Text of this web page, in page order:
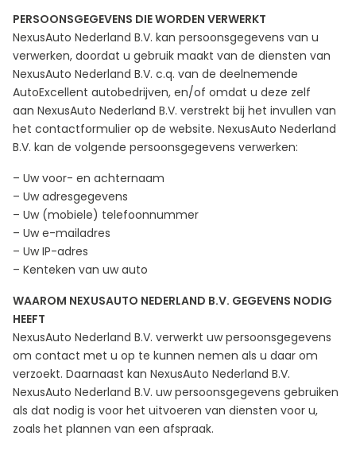
PERSOONSGEGEVENS DIE WORDEN VERWERKT
NexusAuto Nederland B.V. kan persoonsgegevens van u
verwerken, doordat u gebruik maakt van de diensten van
NexusAuto Nederland B.V. c.q. van de deelnemende
AutoExcellent autobedrijven, en/of omdat u deze zelf
aan NexusAuto Nederland B.V. verstrekt bij het invullen van
het contactformulier op de website. NexusAuto Nederland
B.V. kan de volgende persoonsgegevens verwerken:
– Uw voor- en achternaam
– Uw adresgegevens
– Uw (mobiele) telefoonnummer
– Uw e-mailadres
– Uw IP-adres
– Kenteken van uw auto
WAAROM NEXUSAUTO NEDERLAND B.V. GEGEVENS NODIG
HEEFT
NexusAuto Nederland B.V. verwerkt uw persoonsgegevens
om contact met u op te kunnen nemen als u daar om
verzoekt. Daarnaast kan NexusAuto Nederland B.V.
NexusAuto Nederland B.V. uw persoonsgegevens gebruiken
als dat nodig is voor het uitvoeren van diensten voor u,
zoals het plannen van een afspraak.